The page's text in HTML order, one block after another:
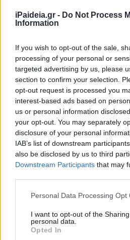
iPaideia.gr - Do Not Process
Information
If you wish to opt-out of the sale,
processing of your personal or
targeted advertising by us, please
section to confirm your selection.
opt-out request is processed you
interest-based ads based on
us or personal information
your opt-out. You may separately
disclosure of your personal
IAB’s list of downstream
also be disclosed by us to third
Downstream Participants that may
Please note that this website/app
not limited to your visit or usage
grant or deny consent to Google
use your data for below specified
Personal Data Processing Opt
I want to opt-out of the
personal data.
Opted In